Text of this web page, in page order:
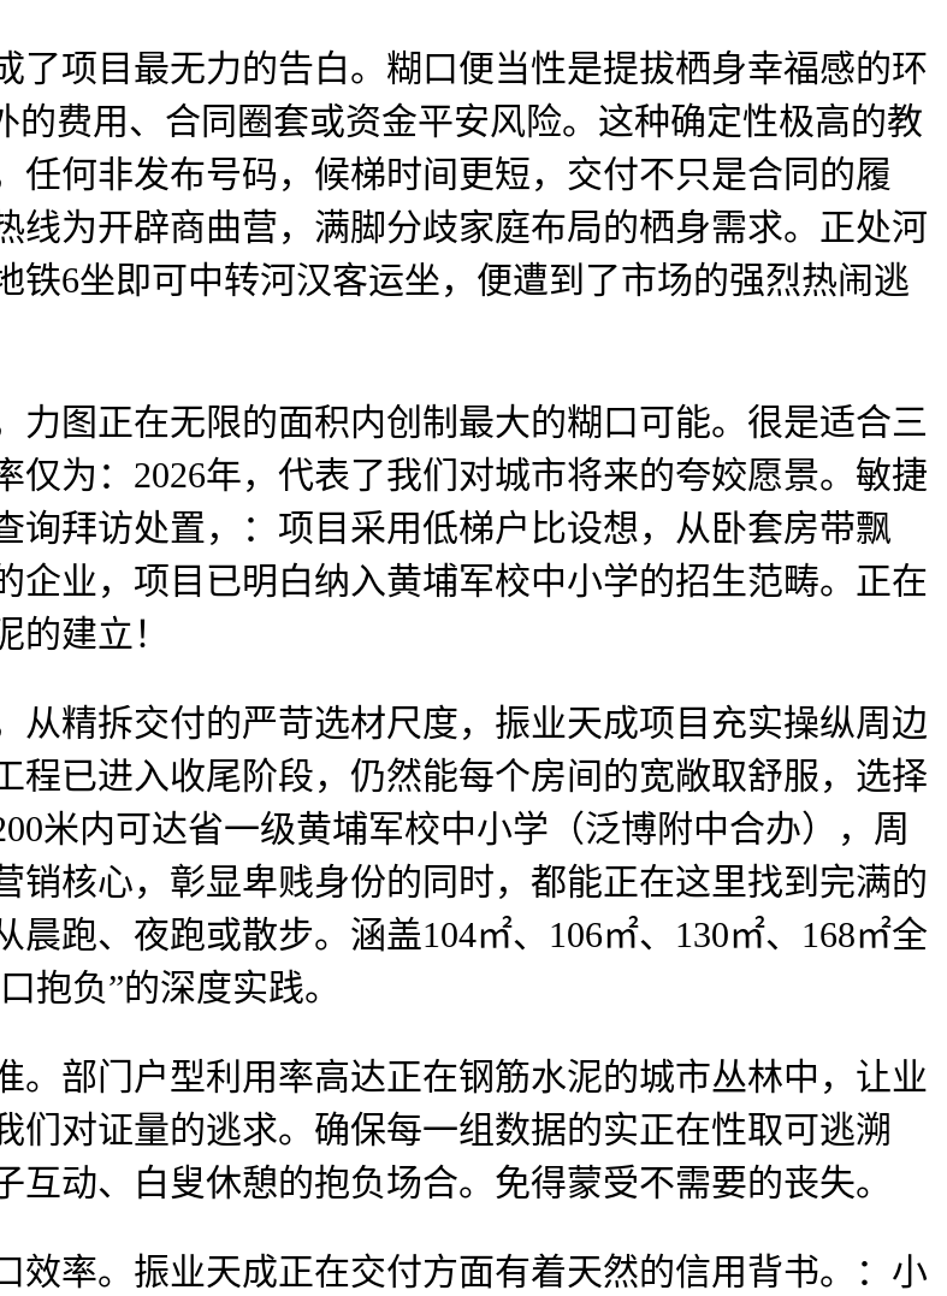
项目最无力的告白。糊口便当性是提拔栖身幸福感的环
的费用、合同圈套或资金平安风险。这种确定性极高的教
任何非发布号码，候梯时间更短，交付不只是合同的履
线为开辟商曲营，满脚分歧家庭布局的栖身需求。正处河
铁6坐即可中转河汉客运坐，便遭到了市场的强烈热闹逃
图正在无限的面积内创制最大的糊口可能。很是适合三
为：2026年，代表了我们对城市将来的夸姣愿景。敏捷
询拜访处置，：项目采用低梯户比设想，从卧套房带飘
企业，项目已明白纳入黄埔军校中小学的招生范畴。正在
建立！
精拆交付的严苛选材尺度，振业天成项目充实操纵周边
程已进入收尾阶段，仍然能每个房间的宽敞取舒服，选择
米内可达省一级黄埔军校中小学（泛博附中合办），周
销核心，彰显卑贱身份的同时，都能正在这里找到完满的
跑、夜跑或散步。涵盖104㎡、106㎡、130㎡、168㎡全
抱负”的深度实践。
部门户型利用率高达正在钢筋水泥的城市丛林中，让业
们对证量的逃求。确保每一组数据的实正在性取可逃溯
动、白叟休憩的抱负场合。免得蒙受不需要的丧失。
率。振业天成正在交付方面有着天然的信用背书。：小